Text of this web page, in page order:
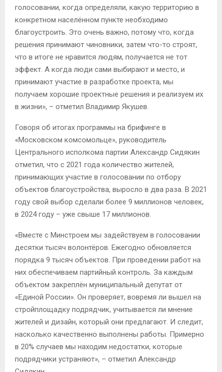
голосовании, когда определяли, какую территорию в
конкретном населённом пункте необходимо
благоустроить. Это очень важно, потому что, когда
решения принимают чиновники, затем что-то строят,
что в итоге не нравится людям, получается не тот
эффект. А когда люди сами выбирают и место, и
принимают участие в разработке проекта, мы
получаем хорошие проектные решения и реализуем их
в жизни», – отметил Владимир Якушев.
Говоря об итогах программы на брифинге в
«Московском комсомольце», руководитель
Центрального исполкома партии Александр Сидякин
отметил, что с 2021 года количество жителей,
принимающих участие в голосовании по отбору
объектов благоустройства, выросло в два раза. В 2021
году свой выбор сделали более 9 миллионов человек,
в 2024 году – уже свыше 17 миллионов.
«Вместе с Минстроем мы задействуем в голосовании
десятки тысяч волонтёров. Ежегодно обновляется
порядка 9 тысяч объектов. При проведении работ на
них обеспечиваем партийный контроль. За каждым
объектом закреплён муниципальный депутат от
«Единой России». Он проверяет, вовремя ли вышел на
стройплощадку подрядчик, учитывается ли мнение
жителей и дизайн, который они предлагают. И следит,
насколько качественно выполнены работы. Примерно
в 20% случаев мы находим недостатки, которые
подрядчики устраняют», – отметил Александр